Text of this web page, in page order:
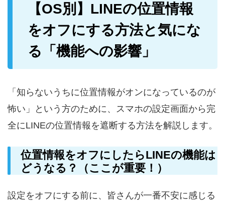
【OS別】LINEの位置情報
をオフにする方法と気にな
る「機能への影響」
「知らないうちに位置情報がオンになっているのが
怖い」という方のために、スマホの設定画面から完
全にLINEの位置情報を遮断する方法を解説します。
位置情報をオフにしたらLINEの機能は
どうなる？（ここが重要！）
設定をオフにする前に、皆さんが一番不安に感じる